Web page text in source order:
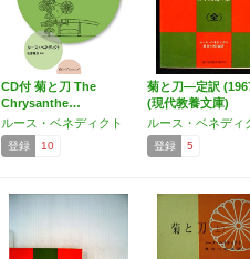
CD付 菊と刀 The
Chrysanthe…
ルース・ベネディクト
登録 10
菊と刀―定訳
(現代教養文庫)
ルース・ベネディ
登録 5